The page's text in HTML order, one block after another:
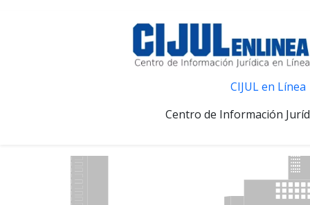
CIJUL en Línea
Centro de Información